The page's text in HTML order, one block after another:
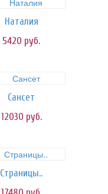
Наталия
5420 руб.
Сансет
12030 руб.
Страницы..